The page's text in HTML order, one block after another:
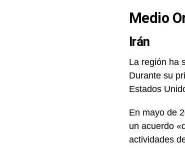
Medio
Irán
La región ha
Durante su
Estados
En mayo de
un acuerdo
actividades